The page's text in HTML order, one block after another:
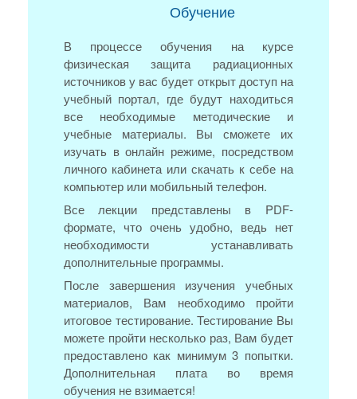
Обучение
В процессе обучения на курсе
физическая защита радиационных
источников у вас будет открыт доступ на
учебный портал, где будут находиться
все необходимые методические и
учебные материалы. Вы сможете их
изучать в онлайн режиме, посредством
личного кабинета или скачать к себе на
компьютер или мобильный телефон.
Все лекции представлены в PDF-
формате, что очень удобно, ведь нет
необходимости устанавливать
дополнительные программы.
После завершения изучения учебных
материалов, Вам необходимо пройти
итоговое тестирование. Тестирование Вы
можете пройти несколько раз, Вам будет
предоставлено как минимум 3 попытки.
Дополнительная плата во время
обучения не взимается!